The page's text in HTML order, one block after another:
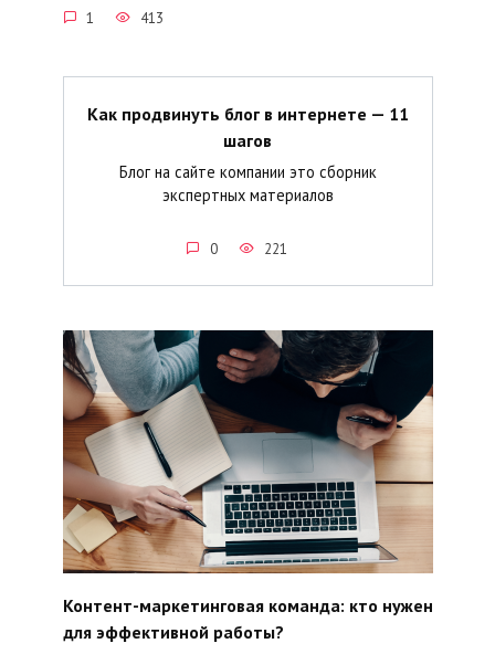
1 413
Как продвинуть блог в интернете — 11
шагов
Блог на сайте компании это сборник
экспертных материалов
0 221
Контент-маркетинговая команда: кто нужен
для эффективной работы?